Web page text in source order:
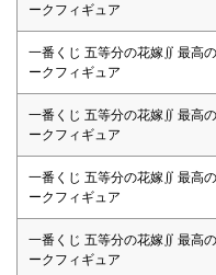
ークフィギュア
一番くじ 五等分の花嫁∬ 最高
ークフィギュア
一番くじ 五等分の花嫁∬ 最高
ークフィギュア
一番くじ 五等分の花嫁∬ 最高
ークフィギュア
一番くじ 五等分の花嫁∬ 最高
ークフィギュア